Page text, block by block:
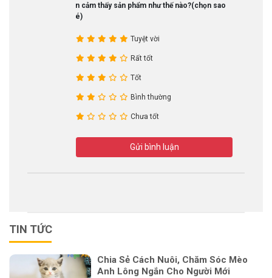
Bạn cảm thấy sản phẩm như thế nào?(chọn sao
nhé)
Tuyệt vời
Rất tốt
Tốt
Bình thường
Chưa tốt
Gửi bình luận
TIN TỨC
Chia Sẻ Cách Nuôi, Chăm Sóc Mèo
Anh Lông Ngắn Cho Người Mới